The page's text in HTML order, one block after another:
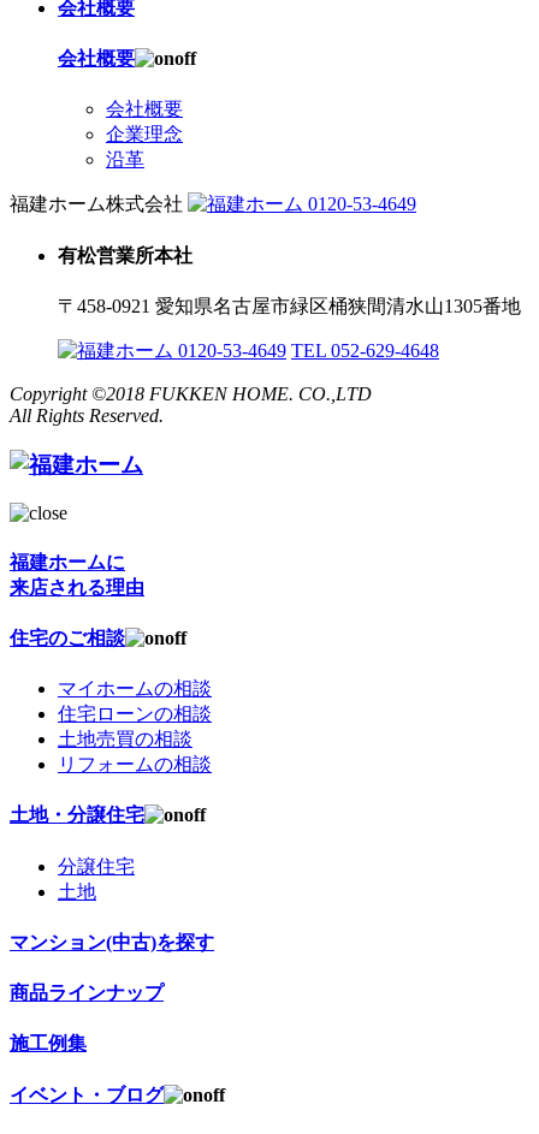
会社概要
会社概要
会社概要
企業理念
沿革
福建ホーム株式会社 0120-53-4649
有松営業所本社
〒458-0921 愛知県名古屋市緑区桶狭間清水山1305番地
0120-53-4649 TEL 052-629-4648
Copyright ©2018 FUKKEN HOME. CO.,LTD
All Rights Reserved.
福建ホームに
来店される理由
住宅のご相談
マイホームの相談
住宅ローンの相談
土地売買の相談
リフォームの相談
土地・分譲住宅
分譲住宅
土地
マンション(中古)を探す
商品ラインナップ
施工例集
イベント・ブログ